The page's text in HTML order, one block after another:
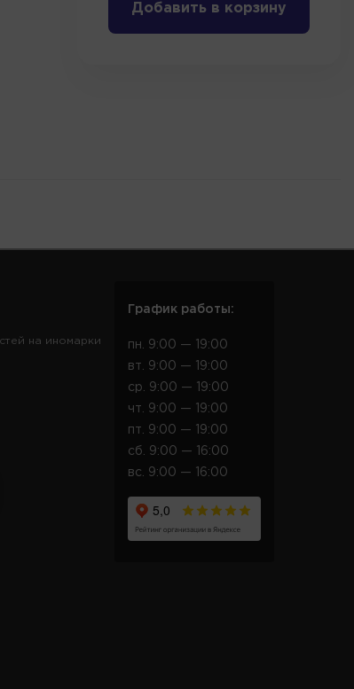
Добавить в корзину
на иномарки
График работы:
пн. 9:00 — 19:00
вт. 9:00 — 19:00
ср. 9:00 — 19:00
чт. 9:00 — 19:00
пт. 9:00 — 19:00
сб. 9:00 — 16:00
вс. 9:00 — 16:00